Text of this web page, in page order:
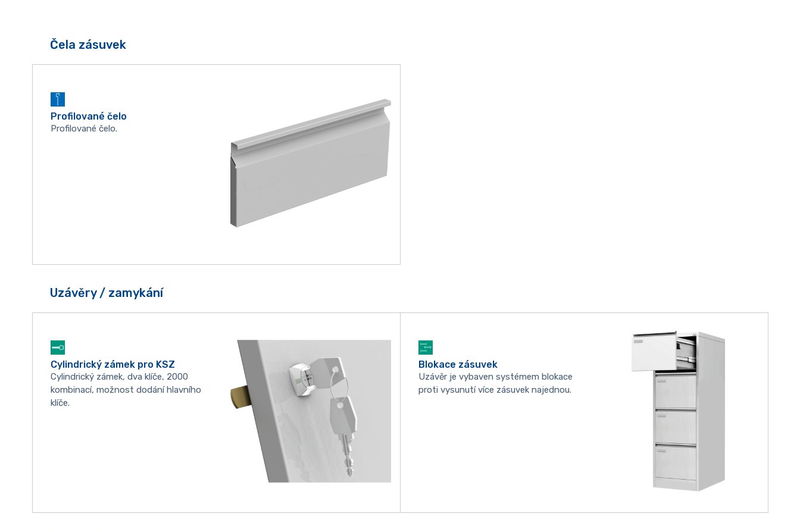
Čela zásuvek
Profilované čelo
Profilované čelo.
Uzávěry / zamykání
Cylindrický zámek pro KSZ
Cylindrický zámek, dva klíče, 2000
kombinací, možnost dodání hlavního
klíče.
Blokace zásuvek
Uzávěr je vybaven systémem blokace
proti vysunutí více zásuvek najednou.